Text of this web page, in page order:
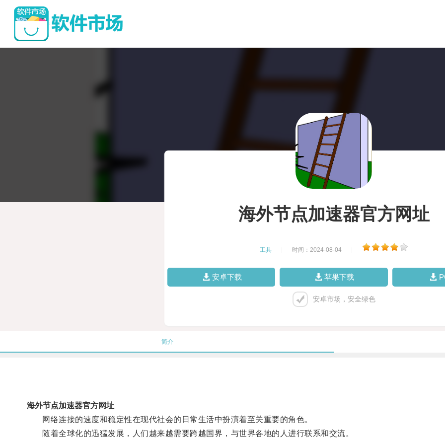
海外节点加速器官方网址
工具 时间：2024-08-04
安卓下载 苹果下载
安卓市场，安全绿色
简介
海外节点加速器官方网址
网络连接的速度和稳定性在现代社会的日常生活中扮演着至关重要的角色。
随着全球化的迅猛发展，人们越来越需要跨越国界，与世界各地的人进行联系和交流。